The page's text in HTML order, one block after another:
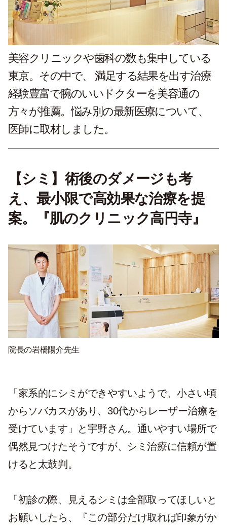
美容クリニックや歯科の数も集中している
東京。その中で、 満足する結果を出す治療
経験豊富で腕のいいドクターを美容通の
方々が推薦。悩み別の最新医療について、
医師に取材しました。
【シミ】術後のダメージも考
え、最小限で高効果な治療を提
案。『肌のクリニック高円寺』
院長の岩橋陽介先生
「家系的にシミができやすいようで、小さい頃
からソバカスがあり、30代からレーザー治療を
受けています」と宇野さん。通いやすい場所で
偶然見つけたそうですが、シミ治療に信頼が置
けると太鼓判。
「初診の際、見えるシミは全部取ってほしいと
お願いしたら、『この部分だけ取れば印象がか